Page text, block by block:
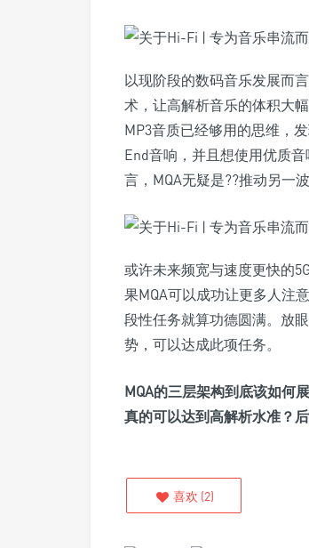
以现阶段的数码音乐发展而
术，让高解析音乐的体积大
MP3音质已经够用的思维，
End音响，并且想使用优质
言，MQA无疑是??推动另一
或许未来频宽与速度更快的
果MQA可以成功让更多人注
段性任务就算功德圆满。放
势，可以达成此项任务。
MQA的三层架构到底该如何
真的可以达到高解析水准？
喜欢 (2)